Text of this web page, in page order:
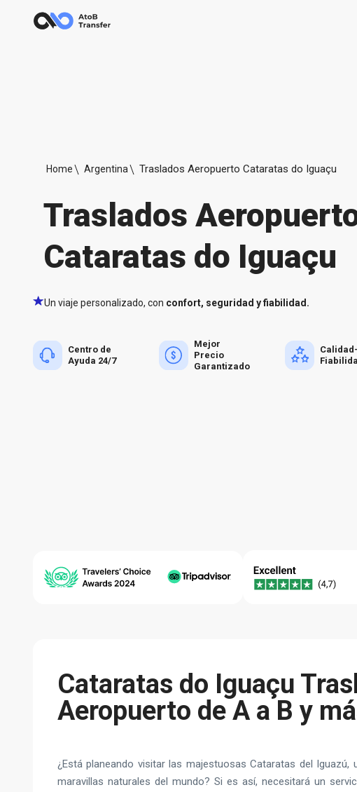
Home Argentina Traslados Aeropuerto Cataratas do Iguaçu
Traslados
Cataratas do Iguaçu
Un viaje personalizado, con confort, seguridad y fiabilidad.
Centro de
Ayuda 24/7
Mejor
Precio
Garantizado
Calidad-
Cataratas do Iguaçu
Aeropuerto de A a B y
¿Está planeando visitar las majestuosas Cataratas del Iguazú,
maravillas naturales del mundo? Si es así, necesitará un